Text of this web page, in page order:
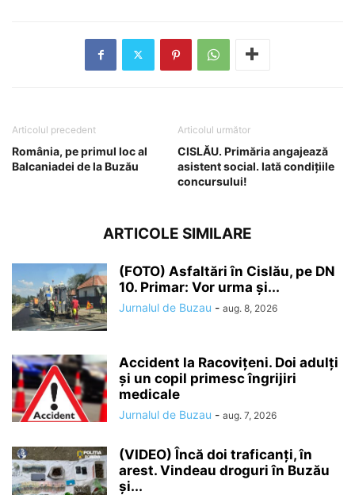
Articolul precedent
România, pe primul loc al
Balcaniadei de la Buzău
Articolul următor
CISLĂU. Primăria angajează
asistent social. Iată condițiile
concursului!
ARTICOLE SIMILARE
(FOTO) Asfaltări în Cislău, pe DN
10. Primar: Vor urma și...
Jurnalul de Buzau - aug. 8, 2026
Accident la Racovițeni. Doi adulți
și un copil primesc îngrijiri
medicale
Jurnalul de Buzau - aug. 7, 2026
(VIDEO) Încă doi traficanți, în
arest. Vindeau droguri în Buzău
și...